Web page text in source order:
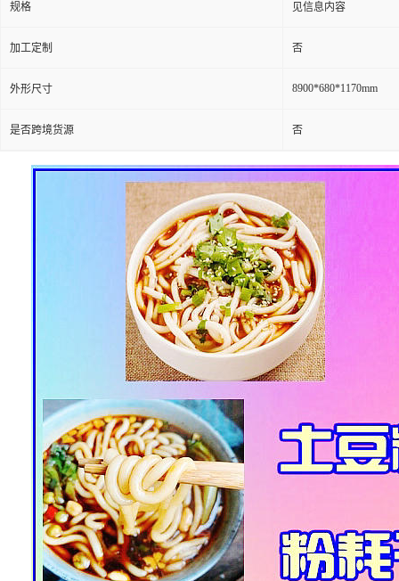
规格 见信息内容
加工定制 否
外形尺寸 8900*680*1170mm
是否跨境货源 否